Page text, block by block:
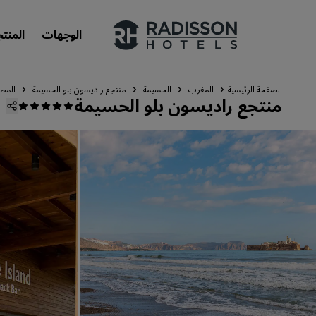
الوجهات
علاماتنا التجارية
علامات فنادق راديسون التجارية
الصفحة الرئيسية المغرب الحسيمة منتجع راديسون بلو الحسيمة
منتجع راديسون بلو الحسيمة